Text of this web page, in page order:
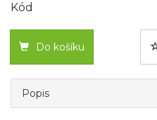
Kód
Do košíku
Popis